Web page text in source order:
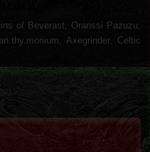
of Beverast, Oranssi Pazuzu,
Axegrinder, Celtic